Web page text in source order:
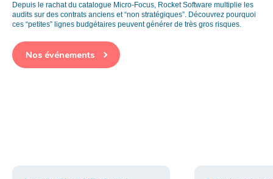
Depuis le rachat du catalogue Micro-Focus, Rocket Software multiplie les
audits sur des contrats anciens et “non stratégiques”. Découvrez pourquoi
ces “petites” lignes budgétaires peuvent générer de très gros risques.
Nos événements